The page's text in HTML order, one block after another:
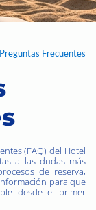
Preguntas Frecuentes
(FAQ) del Hotel
a las dudas más
de reserva,
para que
desde el primer